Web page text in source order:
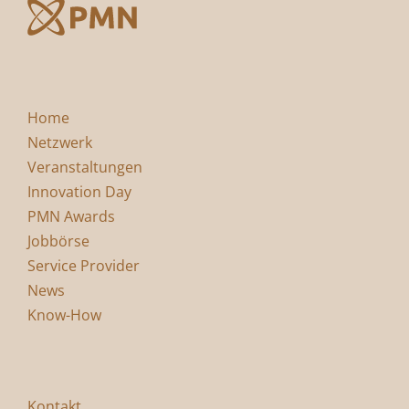
Home
Netzwerk
Veranstaltungen
Innovation Day
PMN Awards
Jobbörse
Service Provider
News
Know-How